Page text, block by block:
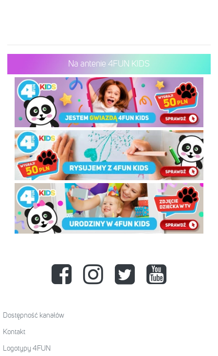
Na antenie 4FUN KIDS
Dostępność kanałów
Kontakt
Logotypy 4FUN